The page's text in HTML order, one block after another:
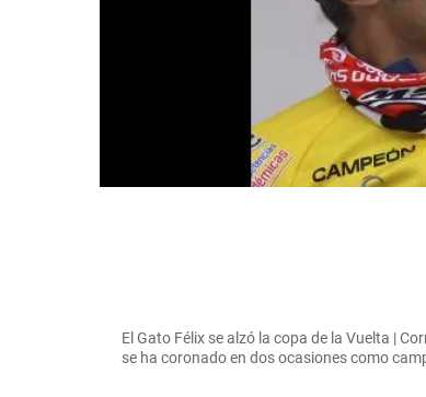
El Gato Félix se alzó la copa de la Vuelta |
se ha coronado en dos ocasiones como